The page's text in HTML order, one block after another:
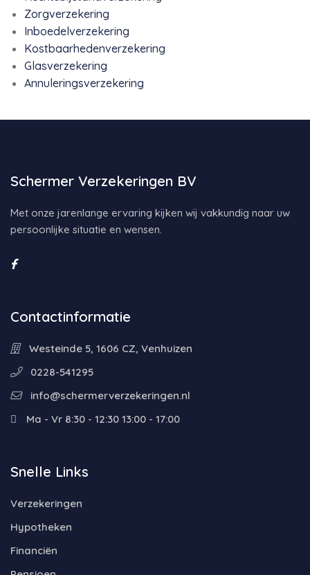
Zorgverzekering
Inboedelverzekering
Kostbaarhedenverzekering
Glasverzekering
Annuleringsverzekering
Schermer Verzekeringen BV
Met onze jarenlange ervaring kijken wij vakkundig naar uw
persoonlijke situatie en wensen.
Contactinformatie
Westeinde 5, 1606 CZ, Venhuizen
0228-541295
info@schermerverzekeringen.nl
Ma - Vr 8:30 - 12:30 13:00 - 17:00
Snelle Links
Verzekeringen
Hypotheken
Financiën